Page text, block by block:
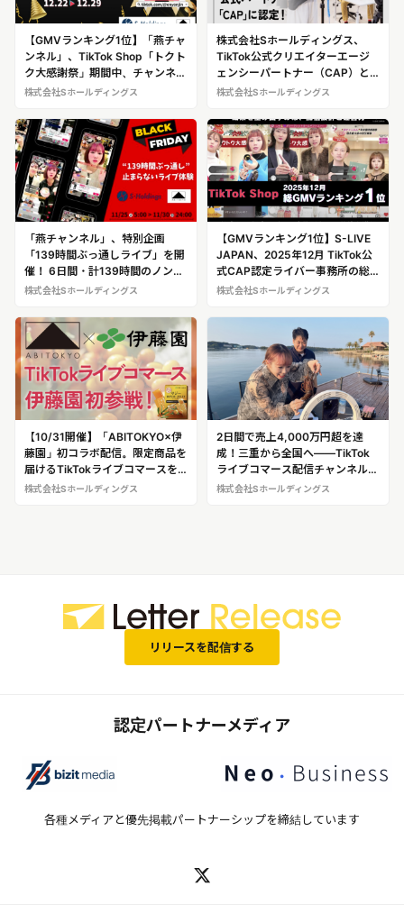
【GMVランキング1位】「燕チャ
ンネル」、TikTok Shop「トクト
ク大感謝祭」期間中、チャンネル
別首位を獲得
株式会社Sホールディングス
株式会社Sホールディングス、
TikTok公式クリエイターエージ
ェンシーパートナー（CAP）と
して認定！
株式会社Sホールディングス
「燕チャンネル」、特別企画
「139時間ぶっ通しライブ」を開
催！ 6日間・計139時間のノンス
トップライブに挑戦 11月GMV1
デー限定の大型ライブ企画
株式会社Sホールディングス
【GMVランキング1位】S-LIVE
JAPAN、2025年12月 TikTok公
式CAP認定ライバー事務所の総
GMVで首位を獲得
株式会社Sホールディングス
【10/31開催】「ABITOKYO×伊
藤園」初コラボ配信。限定商品を
届けるTikTokライブコマースを
実施
株式会社Sホールディングス
2日間で売上4,000万円超を達
成！三重から全国へ――TikTok
ライブコマース配信チャンネル
『燕チャンネル』
株式会社Sホールディングス
リリースを配信する
認定パートナーメディア
各種メディアと優先掲載パートナーシップを締結しています